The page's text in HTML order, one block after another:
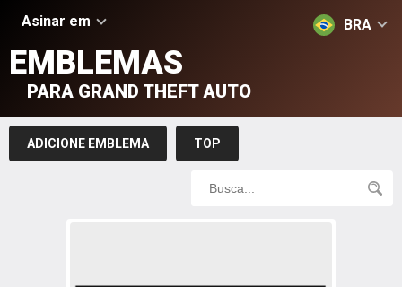
Asinar em BRA
EMBLEMAS
PARA GRAND THEFT AUTO
ADICIONE EMBLEMA TOP